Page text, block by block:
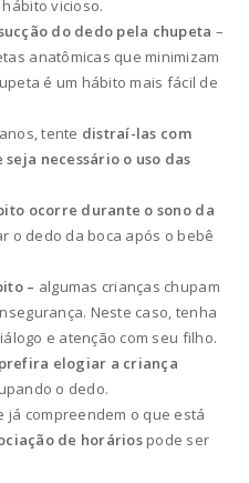
vicioso.
do dedo pela chupeta –
anatômicas que minimizam
é um hábito mais fácil de
tente distraí-las com
necessário o uso das
ocorre durante o sono da
o dedo da boca após o bebê
– algumas crianças chupam
Neste caso, tenha
e atenção com seu filho.
prefira elogiar a criança
o dedo.
já compreendem o que está
de horáriospode ser